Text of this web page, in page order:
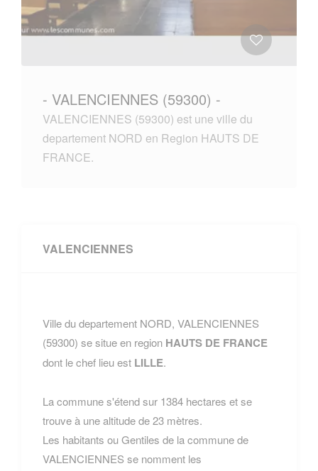
- VALENCIENNES (59300) -
VALENCIENNES (59300) est une ville du
departement NORD en Region HAUTS DE
FRANCE.
VALENCIENNES
Ville du departement NORD, VALENCIENNES
(59300) se situe en region HAUTS DE FRANCE
dont le chef lieu est LILLE.
La commune s'étend sur 1384 hectares et se
trouve à une altitude de 23 mètres.
Les habitants ou Gentiles de la commune de
VALENCIENNES se nomment les